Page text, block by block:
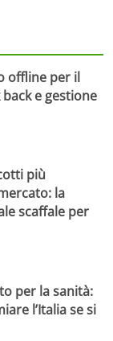
offline per il
e gestione
più
la
scaffale per
per la sanità:
l’Italia se si